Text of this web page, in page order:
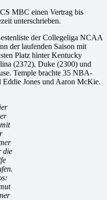
MBC einen Vertrag bis
unterschrieben.
der Collegeliga NCAA
der laufenden Saison mit
Platz hinter Kentucky
(2372), Duke (2300) und
Temple brachte 35 NBA-
Eddie Jones und Aaron McKie.
die